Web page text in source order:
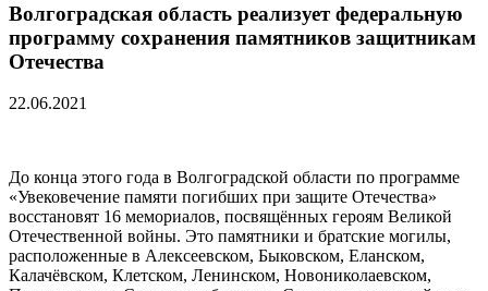
Волгоградская область реализует федеральную
программу сохранения памятников защитникам
Отечества
22.06.2021
До конца этого года в Волгоградской области по программе
«Увековечение памяти погибших при защите Отечества»
восстановят 16 мемориалов, посвящённых героям Великой
Отечественной войны. Это памятники и братские могилы,
расположенные в Алексеевском, Быковском, Еланском,
Калачёвском, Клетском, Ленинском, Новониколаевском,